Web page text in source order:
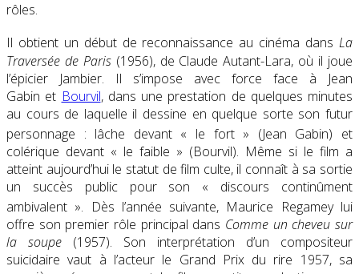
rôles.
Il obtient un début de reconnaissance au cinéma dansLa
Traversée de Paris (1956), de Claude Autant-Lara, où il joue
l’épicier Jambier. Il s’impose avec force face à Jean
Gabin et Bourvil, dans une prestation de quelques minutes
au cours de laquelle il dessine en quelque sorte son futur
personnage : lâche devant « le fort » (Jean Gabin) et
colérique devant « le faible » (Bourvil). Même si le film a
atteint aujourd’hui le statut de film culte, il connaît à sa sortie
un succès public pour son « discours continûment
ambivalent ». Dès l’année suivante, Maurice Regamey lui
offre son premier rôle principal dans Comme un cheveu sur
la soupe (1957). Son interprétation d’un compositeur
suicidaire vaut à l’acteur le Grand Prix du rire 1957, sa